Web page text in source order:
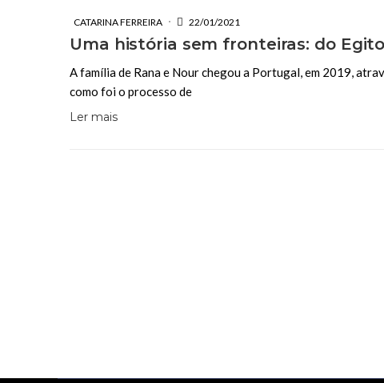
CATARINA FERREIRA 22/01/2021
Uma história sem fronteiras: do
A família de Rana e Nour chegou a Portugal, em 2019,
como foi o processo de
Ler mais